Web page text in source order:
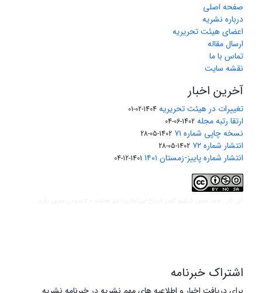
صفحه اصلی
درباره نشریه
اعضای هیئت تحریریه
ارسال مقاله
تماس با ما
نقشه سایت
آخرین اخبار
تغییرات در هیئت تحریریه 1404-02-01
ارتقا رتبه مجله 1402-06-04
نسخه چاپی شماره ۷۱ 1402-05-28
انتشار شماره ۷۲ 1402-05-28
انتشار شماره پاییز-زمستان ۱۴۰۱ 1401-12-04
اشتراک خبرنامه